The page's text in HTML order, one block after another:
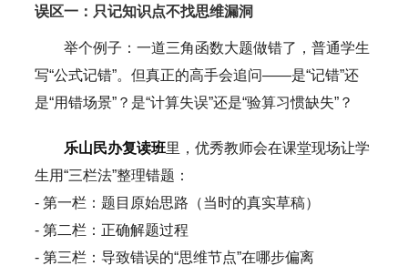
误区一：只记知识点不找思维漏洞
举个例子：一道三角函数大题做错了，普通学生
写“公式记错”。但真正的高手会追问——是“记错”还
是“用错场景”？是“计算失误”还是“验算习惯缺失”？
乐山民办复读班里，优秀教师会在课堂现场让学
生用“三栏法”整理错题：
- 第一栏：题目原始思路（当时的真实草稿）
- 第二栏：正确解题过程
- 第三栏：导致错误的“思维节点”在哪步偏离